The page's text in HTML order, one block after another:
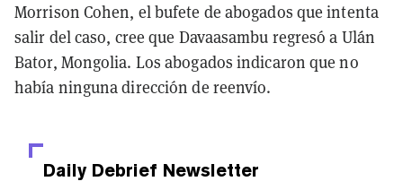
Morrison Cohen, el bufete de abogados que intenta
salir del caso, cree que Davaasambu regresó a Ulán
Bator, Mongolia. Los abogados indicaron que no
había ninguna dirección de reenvío.
Daily Debrief Newsletter